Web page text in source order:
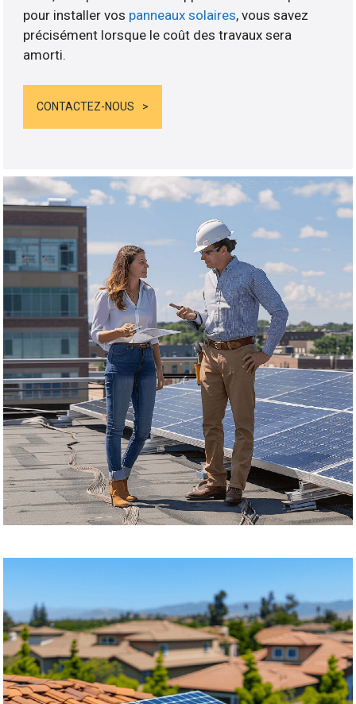
pour installer vos panneaux solaires, vous savez
précisément lorsque le coût des travaux sera
amorti.
CONTACTEZ-NOUS